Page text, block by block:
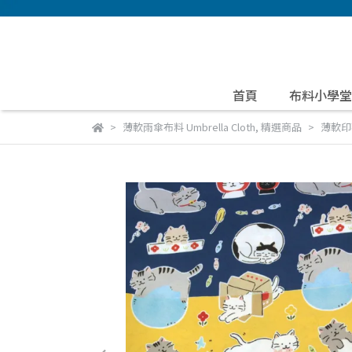
首頁 布料小學堂
薄軟雨傘布料 Umbrella Cloth, 精選商品 薄軟